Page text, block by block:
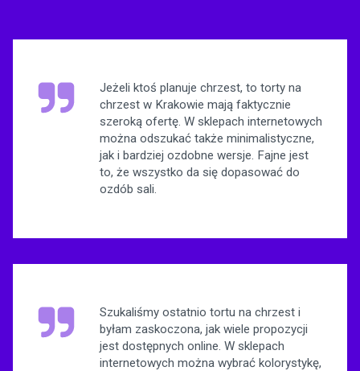
Jeżeli ktoś planuje chrzest, to torty na
chrzest w Krakowie mają faktycznie
szeroką ofertę. W sklepach internetowych
można odszukać także minimalistyczne,
jak i bardziej ozdobne wersje. Fajne jest
to, że wszystko da się dopasować do
ozdób sali.
Szukaliśmy ostatnio tortu na chrzest i
byłam zaskoczona, jak wiele propozycji
jest dostępnych online. W sklepach
internetowych można wybrać kolorystykę,